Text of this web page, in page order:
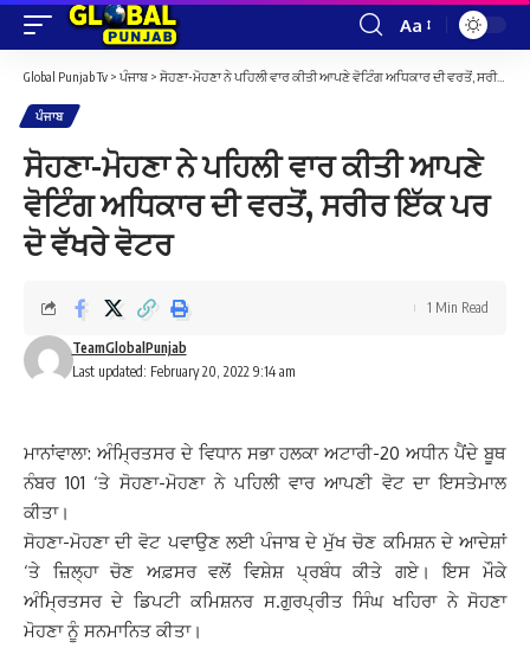
Font
Resizer
Aa
Global Punjab Tv > ਪੰਜਾਬ > ਸੋਹਣਾ-ਮੋਹਣਾ ਨੇ ਪਹਿਲੀ ਵਾਰ ਕੀਤੀ ਆਪਣੇ ਵੋਟਿੰਗ ਅਧਿਕਾਰ ਦੀ ਵਰਤੋਂ, ਸਰੀਰ ਇੱਕ ਪਰ ਦੋ ਵੱਖਰੇ ਵੋਟਰ
ਪੰਜਾਬ
ਸੋਹਣਾ-ਮੋਹਣਾ ਨੇ ਪਹਿਲੀ ਵਾਰ ਕੀਤੀ ਆਪਣੇ
ਵੋਟਿੰਗ ਅਧਿਕਾਰ ਦੀ ਵਰਤੋਂ, ਸਰੀਰ ਇੱਕ ਪਰ
ਦੋ ਵੱਖਰੇ ਵੋਟਰ
Last updated: February 20, 2022 9:14 am
TeamGlobalPunjab
1 Min Read
ਮਾਨਾਂਵਾਲਾ: ਅੰਮ੍ਰਿਤਸਰ ਦੇ ਵਿਧਾਨ ਸਭਾ ਹਲਕਾ ਅਟਾਰੀ-20 ਅਧੀਨ ਪੈਂਦੇ ਬੂਥ
ਨੰਬਰ 101 ‘ਤੇ ਸੋਹਣਾ-ਮੋਹਣਾ ਨੇ ਪਹਿਲੀ ਵਾਰ ਆਪਣੀ ਵੋਟ ਦਾ ਇਸਤੇਮਾਲ
ਕੀਤਾ।
ਸੋਹਣਾ-ਮੋਹਣਾ ਦੀ ਵੋਟ ਪਵਾਉਣ ਲਈ ਪੰਜਾਬ ਦੇ ਮੁੱਖ ਚੋਣ ਕਮਿਸ਼ਨ ਦੇ ਆਦੇਸ਼ਾਂ
‘ਤੇ ਜ਼ਿਲ੍ਹਾ ਚੋਣ ਅਫ਼ਸਰ ਵਲੋਂ ਵਿਸ਼ੇਸ਼ ਪ੍ਰਬੰਧ ਕੀਤੇ ਗਏ। ਇਸ ਮੌਕੇ
ਅੰਮ੍ਰਿਤਸਰ ਦੇ ਡਿਪਟੀ ਕਮਿਸ਼ਨਰ ਸ.ਗੁਰਪ੍ਰੀਤ ਸਿੰਘ ਖਹਿਰਾ ਨੇ ਸੋਹਣਾ
ਮੋਹਣਾ ਨੂੰ ਸਨਮਾਨਿਤ ਕੀਤਾ।